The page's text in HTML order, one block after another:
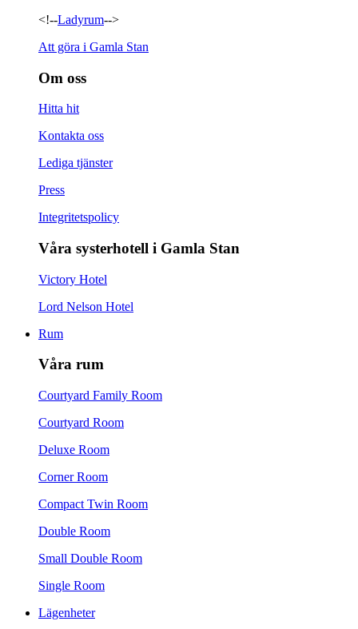
<!--Ladyrum-->
Att göra i Gamla Stan
Om oss
Hitta hit
Kontakta oss
Lediga tjänster
Press
Integritetspolicy
Våra systerhotell i Gamla Stan
Victory Hotel
Lord Nelson Hotel
Rum
Våra rum
Courtyard Family Room
Courtyard Room
Deluxe Room
Corner Room
Compact Twin Room
Double Room
Small Double Room
Single Room
Lägenheter